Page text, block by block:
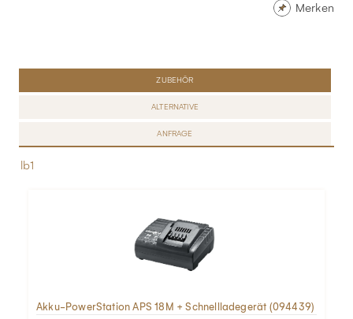
Merken
ZUBEHÖR
ALTERNATIVE
ANFRAGE
lb1
Akku-PowerStation APS 18M + Schnellladegerät (094439)